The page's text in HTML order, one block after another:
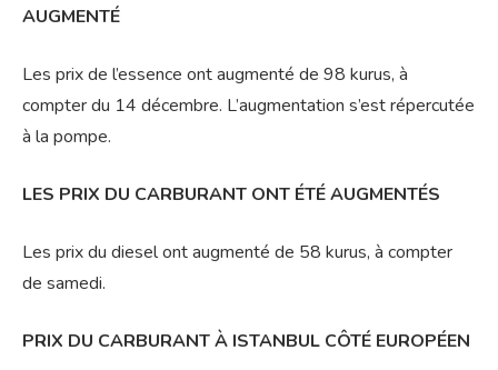
AUGMENTÉ
Les prix de l’essence ont augmenté de 98 kurus, à
compter du 14 décembre. L’augmentation s’est répercutée
à la pompe.
LES PRIX DU CARBURANT ONT ÉTÉ AUGMENTÉS
Les prix du diesel ont augmenté de 58 kurus, à compter
de samedi.
PRIX DU CARBURANT À ISTANBUL CÔTÉ EUROPÉEN